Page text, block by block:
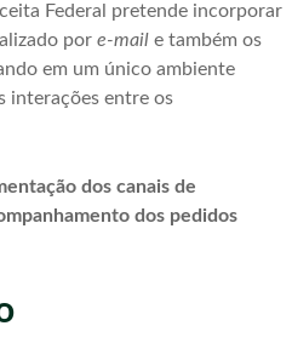
Federal pretende incorporar
por e-mail e também os
em um único ambiente
interações entre os
dos canais de
dos pedidos